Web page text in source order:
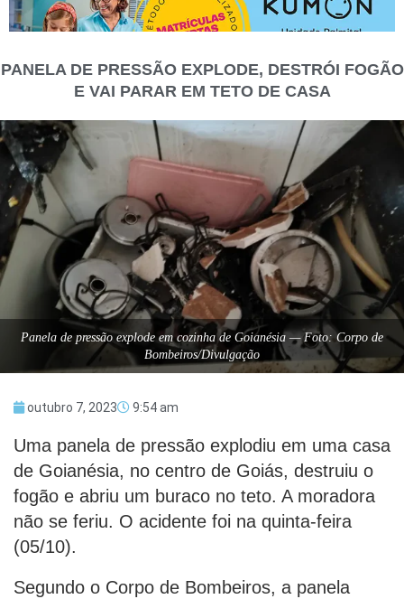
PANELA DE PRESSÃO EXPLODE, DESTRÓI FOGÃO
E VAI PARAR EM TETO DE CASA
Panela de pressão explode em cozinha de Goianésia — Foto: Corpo de
Bombeiros/Divulgação
outubro 7, 2023 9:54 am
Uma panela de pressão explodiu em uma casa
de Goianésia, no centro de Goiás, destruiu o
fogão e abriu um buraco no teto. A moradora
não se feriu. O acidente foi na quinta-feira
(05/10).
Segundo o Corpo de Bombeiros, a panela